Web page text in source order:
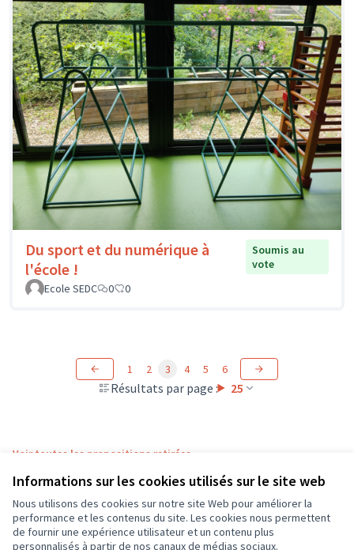
Informations sur les cookies utilisés sur le site web
Nous utilisons des cookies sur notre site Web pour améliorer la
performance et les contenus du site. Les cookies nous permettent
de fournir une expérience utilisateur et un contenu plus
personnalisés à partir de nos canaux de médias sociaux.
Du sport et du numérique à
l'école !
Soumis au
vote
Ecole SEDC
0 0
Résultats par page : 25
1 2 3 4 5 6
Voir toutes les propositions retirées
Conditions d'utilisation
Paramètres des cookies
CD37 sur XCD37 sur Facebook
CD37 sur Instagram
CD37 sur YouTube